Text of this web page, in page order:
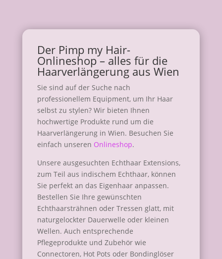
Der Pimp my Hair-
Onlineshop– alles für die
Haarverlängerung aus Wien
Sie sind auf der Suche nach
professionellem Equipment, um Ihr Haar
selbst zu stylen? Wir bieten Ihnen
hochwertige Produkte rund um die
Haarverlängerung in Wien. Besuchen Sie
einfach unseren Onlineshop.
Unsere ausgesuchten Echthaar Extensions,
zum Teil aus indischem Echthaar, können
Sie perfekt an das Eigenhaar anpassen.
Bestellen Sie Ihre gewünschten
Echthaarsträhnen oder Tressen glatt, mit
naturgelockter Dauerwelle oder kleinen
Wellen. Auch entsprechende
Pflegeprodukte und Zubehör wie
Connectoren, Hot Pots oder Bondinglöser